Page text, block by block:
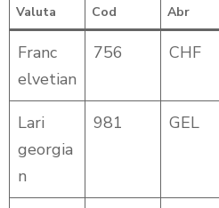
Valuta Cod Abr
Franc
elvetian
756 CHF
Lari
georgia
n
981 GEL